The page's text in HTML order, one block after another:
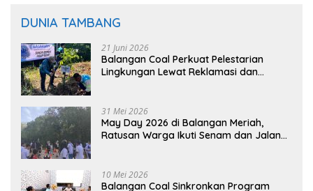
DUNIA TAMBANG
21 Juni 2026
Balangan Coal Perkuat Pelestarian
Lingkungan Lewat Reklamasi dan
31 Mei 2026
May Day 2026 di Balangan Meriah,
Ratusan Warga Ikuti Senam dan Jalan
10 Mei 2026
Balangan Coal Sinkronkan Program